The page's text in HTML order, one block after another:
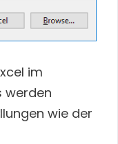
im
werden
wie der